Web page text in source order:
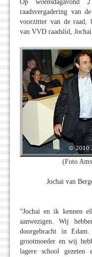
Op
raadsvergadering van
voorzitter van de raad,
van VVD raadslid, Jochai
(Foto
Jochai van
“Jochai en ik kennen
aanwezigen. Wij
doorgebracht in
grootmoeder en wij
lagere school